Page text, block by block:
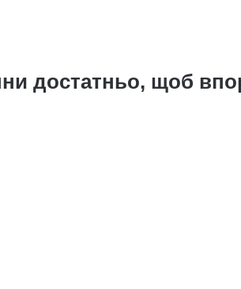
достатньо, щоб